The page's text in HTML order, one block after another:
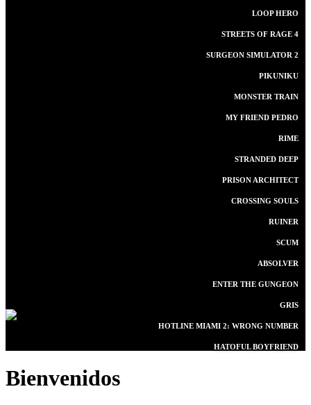
LOOP HERO
STREETS OF RAGE 4
SURGEON SIMULATOR 2
PIKUNIKU
MONSTER TRAIN
MY FRIEND PEDRO
RIME
STRANDED DEEP
PRISON ARCHITECT
CROSSING SOULS
RUINER
SCUM
ABSOLVER
ENTER THE GUNGEON
GRIS
HOTLINE MIAMI 2: WRONG NUMBER
HATOFUL BOYFRIEND
Bienvenidos